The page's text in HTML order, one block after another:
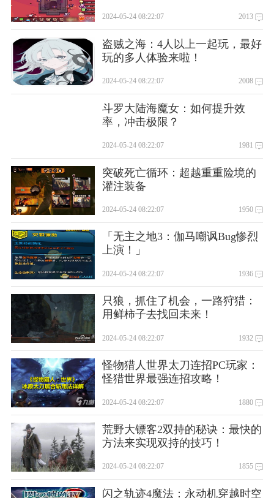
问:什么是普通收款账户管理？
答:如果您想对同一个收款人进行多笔付款，又不想重复输入收
款人信息，可以将收款人信息添加到收款人信息中，以后办理
转账业务时可以直接使用收款人登记簿中的账户信息。
问:关闭窗口可以退出enterprise 网银网页吗？
答:请不要关闭浏览器窗口退出。为确保企业网银的连接安全终
止，所有交易完成后，您应使用系统中的“退出”功能退出企业
网银服务，并及时拔出u盾。
2024-05-24 08:22:07 2013
盗贼之海：4人以上一起玩，最好
玩的多人体验来啦！
2024-05-24 08:22:07 2008
斗罗大陆海魔女：如何提升效
率，冲击极限？
2024-05-24 08:22:07 1981
突破死亡循环：超越重重险境的
灌注装备
2024-05-24 08:22:07 1950
「无主之地3：伽马嘲讽Bug惨烈
上演！」
2024-05-24 08:22:07 1936
只狼，抓住了机会，一路狩猎：
用鲜柿子去找回未来！
2024-05-24 08:22:07 1932
怪物猎人世界太刀连招PC玩家：
怪猎世界最强连招攻略！
2024-05-24 08:22:07 1880
荒野大镖客2双持的秘诀：最快的
方法来实现双持的技巧！
2024-05-24 08:22:07 1855
闪之轨迹4魔法：永动机穿越时空